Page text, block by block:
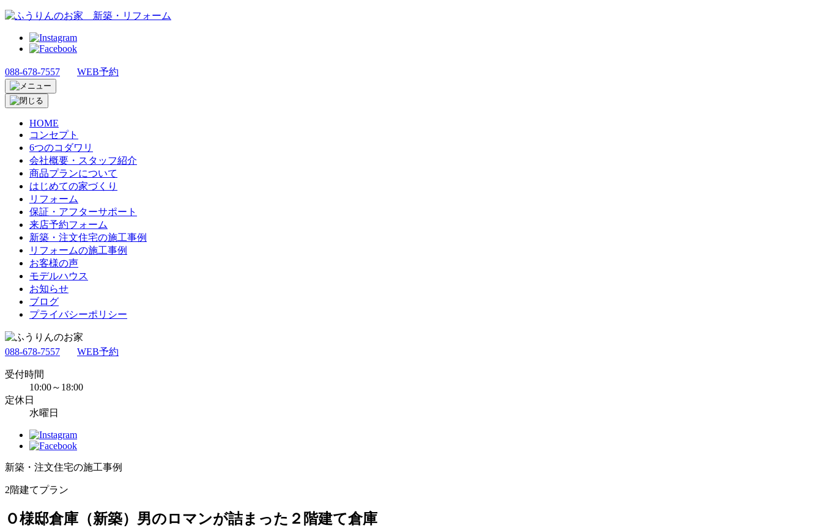
088-678-7557 WEB予約
HOME
コンセプト
6つのコダワリ
会社概要・スタッフ紹介
商品プランについて
はじめての家づくり
リフォーム
保証・アフターサポート
来店予約フォーム
新築・注文住宅の施工事例
リフォームの施工事例
お客様の声
モデルハウス
お知らせ
ブログ
プライバシーポリシー
088-678-7557 WEB予約
受付時間
10:00～18:00
定休日
水曜日
新築・注文住宅の施工事例
2階建てプラン
Ｏ様邸倉庫（新築）男のロマンが詰まった２階建て倉庫